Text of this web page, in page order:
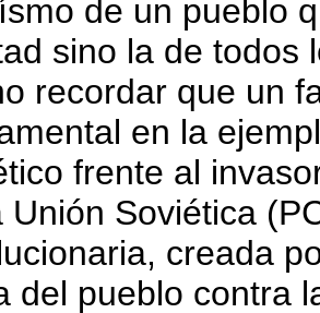
de un pueblo
sino la de todos
recordar que un
en la
frente al
Unión Soviética
creada
del pueblo contra